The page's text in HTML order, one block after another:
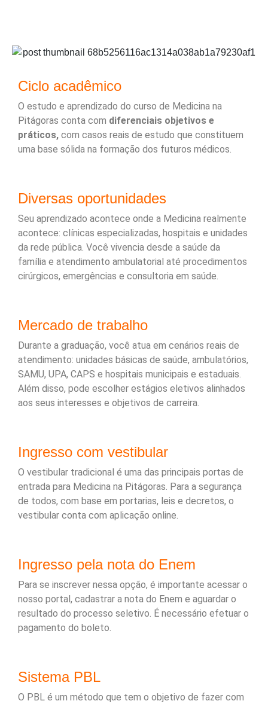
Ciclo acadêmico
O estudo e aprendizado do curso de Medicina na
Pitágoras conta com diferenciais objetivos e
práticos, com casos reais de estudo que constituem
uma base sólida na formação dos futuros médicos.
Diversas oportunidades
Seu aprendizado acontece onde a Medicina realmente
acontece: clínicas especializadas, hospitais e unidades
da rede pública. Você vivencia desde a saúde da
família e atendimento ambulatorial até procedimentos
cirúrgicos, emergências e consultoria em saúde.
Mercado de trabalho
Durante a graduação, você atua em cenários reais de
atendimento: unidades básicas de saúde, ambulatórios,
SAMU, UPA, CAPS e hospitais municipais e estaduais.
Além disso, pode escolher estágios eletivos alinhados
aos seus interesses e objetivos de carreira.
Ingresso com vestibular
O vestibular tradicional é uma das principais portas de
entrada para Medicina na Pitágoras. Para a segurança
de todos, com base em portarias, leis e decretos, o
vestibular conta com aplicação online.
Ingresso pela nota do Enem
Para se inscrever nessa opção, é importante acessar o
nosso portal, cadastrar a nota do Enem e aguardar o
resultado do processo seletivo. É necessário efetuar o
pagamento do boleto.
Sistema PBL
O PBL é um método que tem o objetivo de fazer com